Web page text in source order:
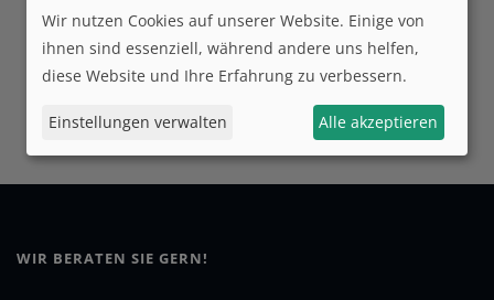
WIR BERATEN SIE GERN!
Wir nutzen Cookies auf unserer Website. Einige von
ihnen sind essenziell, während andere uns helfen,
diese Website und Ihre Erfahrung zu verbessern.
Einstellungen verwalten Alle akzeptieren